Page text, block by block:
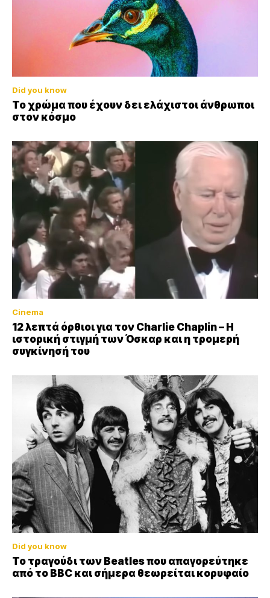
Did you know
Το χρώμα που έχουν δει ελάχιστοι άνθρωποι
στον κόσμο
Cinema
12 λεπτά όρθιοι για τον Charlie Chaplin – Η
ιστορική στιγμή των Όσκαρ και η τρομερή
συγκίνησή του
Did you know
Το τραγούδι των Beatles που απαγορεύτηκε
από το BBC και σήμερα θεωρείται κορυφαίο